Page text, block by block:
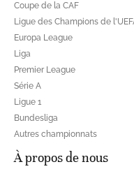
Ligue des Champions de la CAF
Coupe de la CAF
Ligue des Champions de l'UEFA
Europa League
Liga
Premier League
Série A
Ligue 1
Bundesliga
Autres championnats